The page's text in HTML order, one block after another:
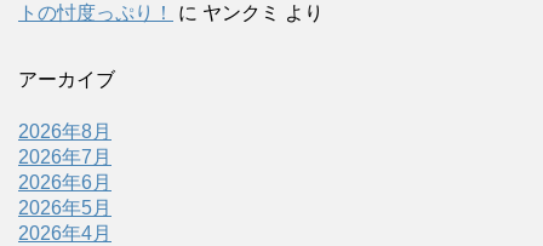
トの忖度っぷり！
に ヤンクミ より
アーカイブ
2026年8月
2026年7月
2026年6月
2026年5月
2026年4月